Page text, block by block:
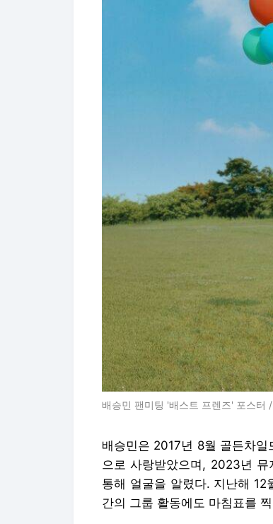
배승민 팬미팅 '배스트 프렌즈' 포스터
배승민은 2017년 8월 골든차
으로 사랑받았으며, 2023년
통해 얼굴을 알렸다. 지난해 12
간의 그룹 활동에도 마침표를